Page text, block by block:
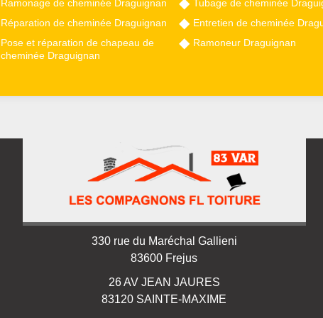
Ramonage de cheminée Draguignan
Réparation de cheminée Draguignan
Pose et réparation de chapeau de
cheminée Draguignan
Tubage de cheminée
Entretien de cheminée
Ramoneur Draguignan
330 rue du Maréchal Gallieni
83600 Frejus
26 AV JEAN JAURES
83120 SAINTE-MAXIME